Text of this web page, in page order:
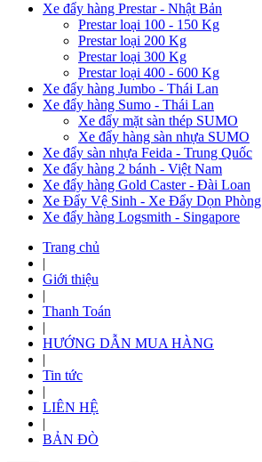
Xe đẩy hàng Prestar - Nhật Bản
Prestar loại 100 - 150 Kg
Prestar loại 200 Kg
Prestar loại 300 Kg
Prestar loại 400 - 600 Kg
Xe đẩy hàng Jumbo - Thái Lan
Xe đẩy hàng Sumo - Thái Lan
Xe đẩy mặt sàn thép SUMO
Xe đẩy hàng sàn nhựa SUMO
Xe đẩy sàn nhựa Feida - Trung Quốc
Xe đẩy hàng 2 bánh - Việt Nam
Xe đẩy hàng Gold Caster - Đài Loan
Xe Đẩy Vệ Sinh - Xe Đẩy Dọn Phòng
Xe đẩy hàng Logsmith - Singapore
Trang chủ
|
Giới thiệu
|
Thanh Toán
|
HƯỚNG DẪN MUA HÀNG
|
Tin tức
|
LIÊN HỆ
|
BẢN ĐÒ